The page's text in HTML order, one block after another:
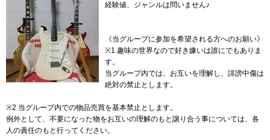
経験値、ジャンルは問いません♪
《当グループに参加を希望される方へのお願い》
※1 趣味の世界なので好き嫌いは誰にでもありま
す。
当グループ内では、お互いを理解し、誹謗中傷は
絶対の禁止とします。
※2 当グループ内での物品売買を基本禁止とします。
例外として、不要になった物をお互いの理解のもと譲り合う事については、各
人の責任のもと行ってください。